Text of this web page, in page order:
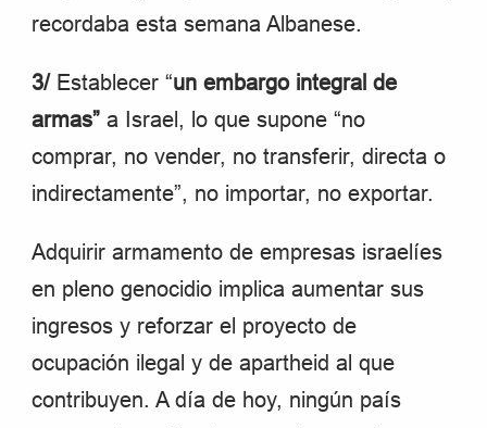
recordaba esta semana Albanese.
3/Establecer “un embargo integral de
armas” a Israel, lo que supone “no
comprar, no vender, no transferir, directa o
indirectamente”, no importar, no exportar.
Adquirir armamento de empresas israelíes
en pleno genocidio implica aumentar sus
ingresos y reforzar el proyecto de
ocupación ilegal y de apartheid al que
contribuyen. A día de hoy, ningún país